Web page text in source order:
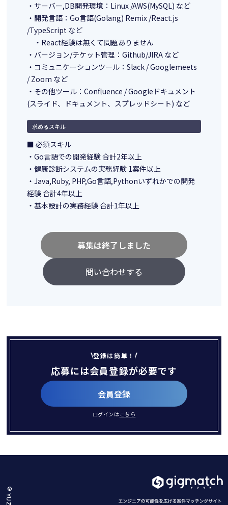
・サーバー,DB開発環境：Linux /AWS(MySQL) など
・開発言語：Go言語(Golang) Remix /React.js
/TypeScript など
・React経験は無くて問題ありません
・バージョン/チケット管理：Github/JIRA など
・コミュニケーションツール：Slack / Googlemeets
/ Zoom など
・その他ツール：Confluence / Googleドキュメント
(スライド、ドキュメント、スプレッドシート) など
求めるスキル
■ 必須スキル
・Go言語での開発経験 合計2年以上
・健康診断システムの実務経験 1案件以上
・Java,Ruby, PHP,Go言語,Pythonいずれかでの開発
経験 合計4年以上
・基本設計の実務経験 合計1年以上
問い合わせする
募集は終了しました
登録は簡単！
応募には会員登録が必要です
会員登録
ログインは こちら